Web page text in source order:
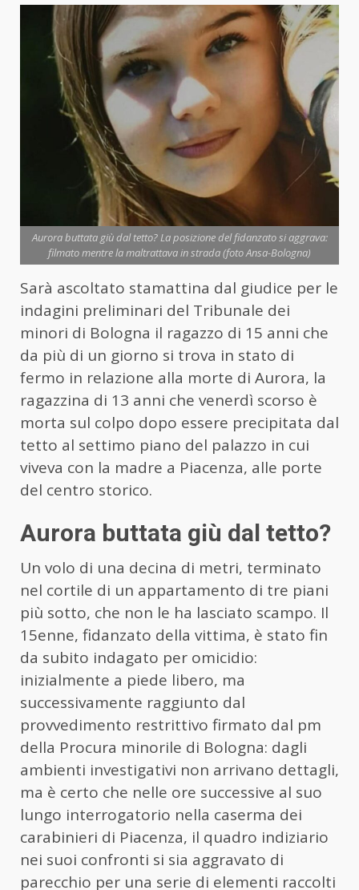
Aurora buttata giù dal tetto? La posizione del fidanzato si aggrava:
filmato mentre la maltrattava in strada (foto Ansa-Bologna)
Sarà ascoltato stamattina dal giudice per le
indagini preliminari del Tribunale dei
minori di Bologna il ragazzo di 15 anni che
da più di un giorno si trova in stato di
fermo in relazione alla morte di Aurora, la
ragazzina di 13 anni che venerdì scorso è
morta sul colpo dopo essere precipitata dal
tetto al settimo piano del palazzo in cui
viveva con la madre a Piacenza, alle porte
del centro storico.
Aurora buttata giù dal tetto?
Un volo di una decina di metri, terminato
nel cortile di un appartamento di tre piani
più sotto, che non le ha lasciato scampo. Il
15enne, fidanzato della vittima, è stato fin
da subito indagato per omicidio:
inizialmente a piede libero, ma
successivamente raggiunto dal
provvedimento restrittivo firmato dal pm
della Procura minorile di Bologna: dagli
ambienti investigativi non arrivano dettagli,
ma è certo che nelle ore successive al suo
lungo interrogatorio nella caserma dei
carabinieri di Piacenza, il quadro indiziario
nei suoi confronti si sia aggravato di
parecchio per una serie di elementi raccolti